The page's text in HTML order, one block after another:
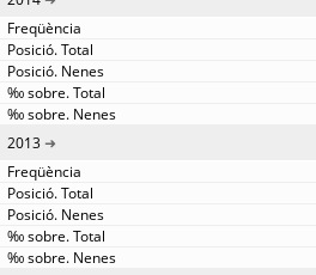
2013